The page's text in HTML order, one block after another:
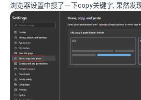
浏览器设置中搜了一下copy关键字, 果然发